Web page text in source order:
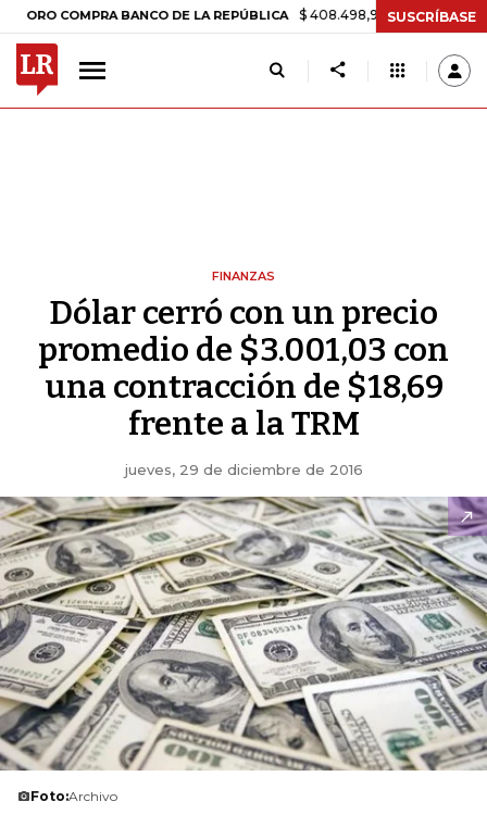
COMPRA BANCO DE LA REPÚBLICA $ 408.498,97 +$ 8.753,81 +2,19%
SUSCRÍBASE
FINANZAS
Dólar cerró con un precio
promedio de $3.001,03 con
una contracción de $18,69
frente a la TRM
jueves, 29 de diciembre de 2016
Foto:Archivo